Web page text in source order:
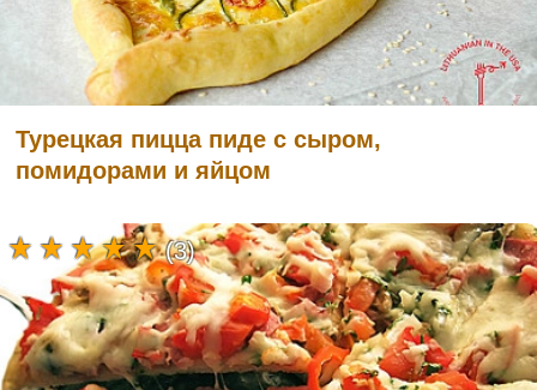
Турецкая пицца пиде с сыром,
помидорами и яйцом
(3)